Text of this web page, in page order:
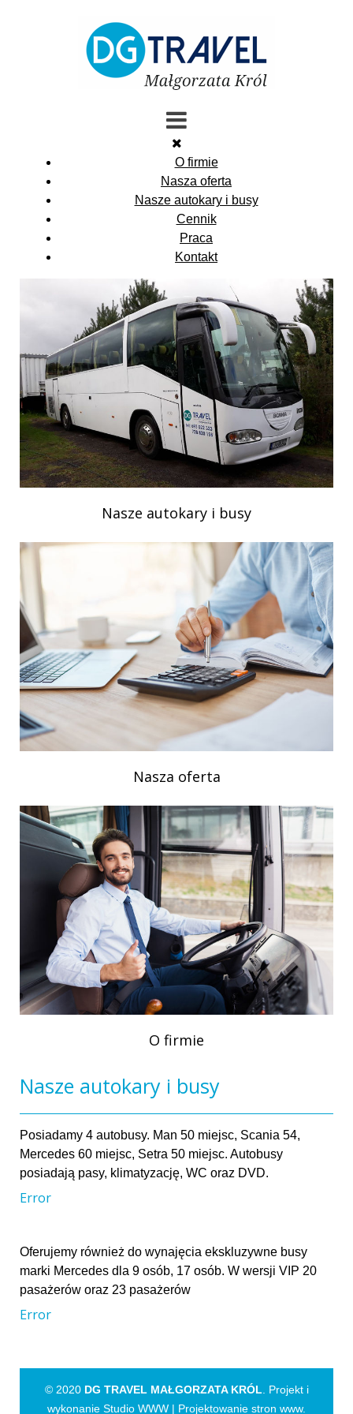
O firmie
Nasza oferta
Nasze autokary i busy
Cennik
Praca
Kontakt
Nasze autokary i busy
Nasza oferta
O firmie
Nasze autokary i busy
Posiadamy 4 autobusy. Man 50 miejsc, Scania 54,
Mercedes 60 miejsc, Setra 50 miejsc. Autobusy
posiadają pasy, klimatyzację, WC oraz DVD.
Error
Oferujemy również do wynajęcia ekskluzywne busy
marki Mercedes dla 9 osób, 17 osób. W wersji VIP 20
pasażerów oraz 23 pasażerów
Error
© 2020 DG TRAVEL MAŁGORZATA KRÓL . Projekt i
wykonanie Studio WWW | Projektowanie stron www.